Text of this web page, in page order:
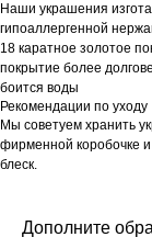
Наши украшения
гипоаллергенной
18 каратное золотое
покрытие более
боится воды
Рекомендации по уходу
Мы советуем хранить
фирменной коробочке и
блеск.
Дополните